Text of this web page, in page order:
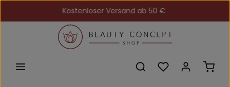
Zum Hauptinhalt springenKostenloser Versand ab 50 €
Du hast 0